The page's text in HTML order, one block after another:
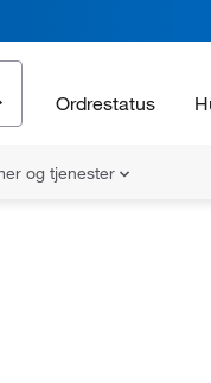
Ordrestatus
og tjenester